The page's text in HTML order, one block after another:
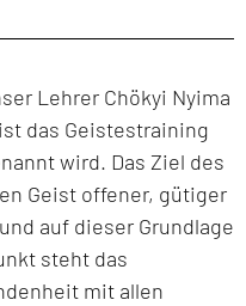
Lehrer Chökyi Nyima
das Geistestraining
wird. Das Ziel des
Geist offener, gütiger
auf dieser Grundlage
steht das
mit allen